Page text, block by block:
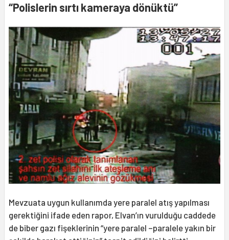
“Polislerin sırtı kameraya dönüktü”
Mevzuata uygun kullanımda yere paralel atış yapılması
gerektiğini ifade eden rapor, Elvan’ın vurulduğu caddede
de biber gazı fişeklerinin “yere paralel –paralele yakın bir